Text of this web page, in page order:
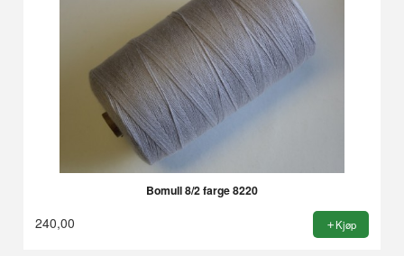
Bomull 8/2 farge 8220
240,00 Kjøp